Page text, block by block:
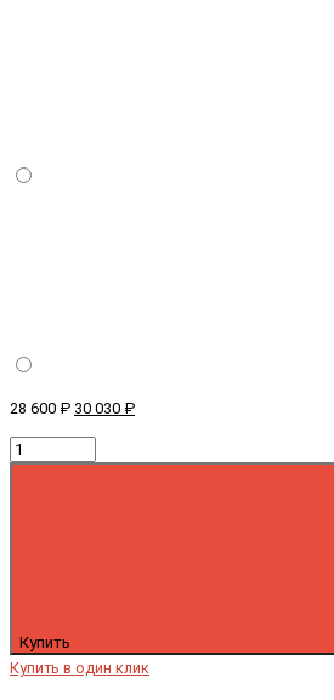
28 600 ₽ 30 030 ₽
Купить
Купить в один клик